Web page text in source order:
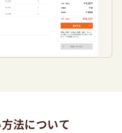
法について